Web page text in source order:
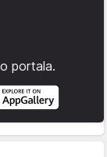
portala.